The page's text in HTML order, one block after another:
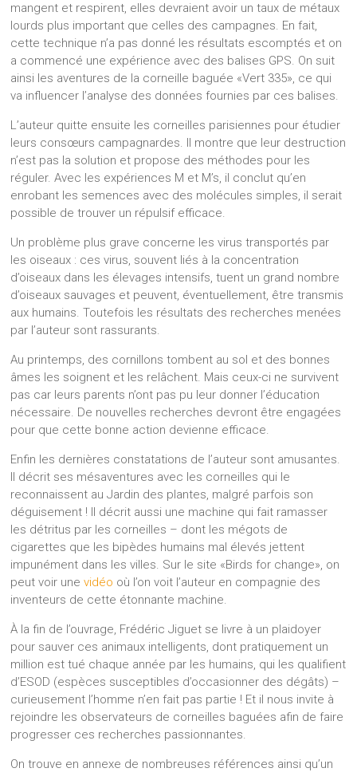
mangent et respirent, elles devraient avoir un taux de métaux
lourds plus important que celles des campagnes. En fait,
cette technique n’a pas donné les résultats escomptés et on
a commencé une expérience avec des balises GPS. On suit
ainsi les aventures de la corneille baguée «Vert 335», ce qui
va influencer l’analyse des données fournies par ces balises.
L’auteur quitte ensuite les corneilles parisiennes pour étudier
leurs consœurs campagnardes. Il montre que leur destruction
n’est pas la solution et propose des méthodes pour les
réguler. Avec les expériences M et M’s, il conclut qu’en
enrobant les semences avec des molécules simples, il serait
possible de trouver un répulsif efficace.
Un problème plus grave concerne les virus transportés par
les oiseaux : ces virus, souvent liés à la concentration
d’oiseaux dans les élevages intensifs, tuent un grand nombre
d’oiseaux sauvages et peuvent, éventuellement, être transmis
aux humains. Toutefois les résultats des recherches menées
par l’auteur sont rassurants.
Au printemps, des cornillons tombent au sol et des bonnes
âmes les soignent et les relâchent. Mais ceux-ci ne survivent
pas car leurs parents n’ont pas pu leur donner l’éducation
nécessaire. De nouvelles recherches devront être engagées
pour que cette bonne action devienne efficace.
Enfin les dernières constatations de l’auteur sont amusantes.
Il décrit ses mésaventures avec les corneilles qui le
reconnaissent au Jardin des plantes, malgré parfois son
déguisement ! Il décrit aussi une machine qui fait ramasser
les détritus par les corneilles – dont les mégots de
cigarettes que les bipèdes humains mal élevés jettent
impunément dans les villes. Sur le site «Birds for change», on
peut voir unevidéo où l’on voit l’auteur en compagnie des
inventeurs de cette étonnante machine.
À la fin de l’ouvrage, Frédéric Jiguet se livre à un plaidoyer
pour sauver ces animaux intelligents, dont pratiquement un
million est tué chaque année par les humains, qui les qualifient
d’ESOD (espèces susceptibles d’occasionner des dégâts) –
curieusement l’homme n’en fait pas partie ! Et il nous invite à
rejoindre les observateurs de corneilles baguées afin de faire
progresser ces recherches passionnantes.
On trouve en annexe de nombreuses références ainsi qu’un